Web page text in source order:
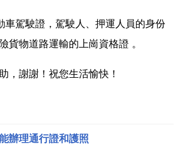
車駕駛證，駕駛人、押運人員的身份
貨物道路運輸的上崗資格證 。
，謝謝！祝您生活愉快！
辦理通行證和護照